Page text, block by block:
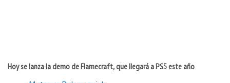
Hoy se lanza la demo de Flamecraft, que llegará a PS5 este año